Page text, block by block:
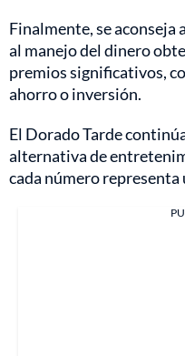
Finalmente, se aconseja
al manejo del dinero
premios significativos,
ahorro o inversión.
El Dorado Tarde
alternativa de
cada número